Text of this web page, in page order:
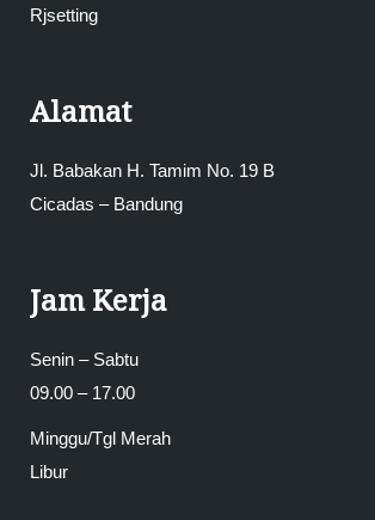
Rjsetting
Alamat
Jl. Babakan H. Tamim No. 19 B
Cicadas – Bandung
Jam Kerja
Senin – Sabtu
09.00 – 17.00
Minggu/Tgl Merah
Libur